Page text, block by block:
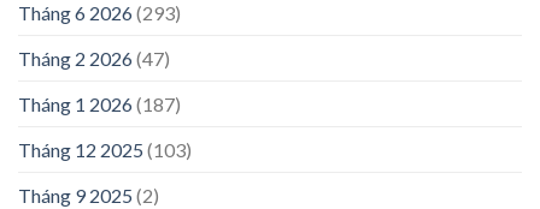
Tháng 6 2026(293)
Tháng 2 2026(47)
Tháng 1 2026(187)
Tháng 12 2025 (103)
Tháng 9 2025 (2)